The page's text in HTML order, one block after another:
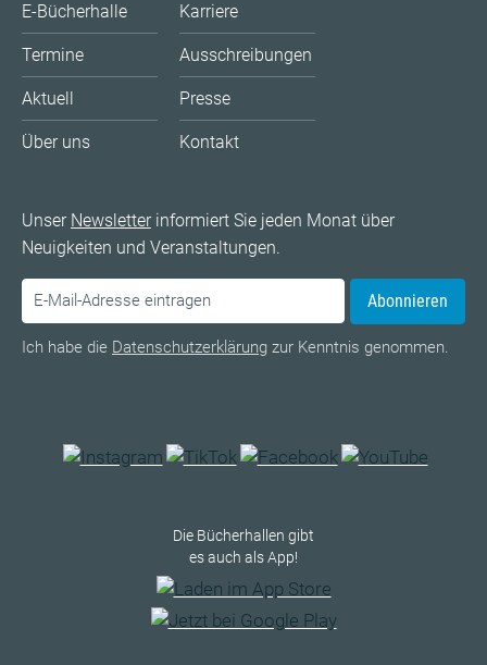
E-Bücherhalle
Termine
Aktuell
Über uns
Karriere
Ausschreibungen
Presse
Kontakt
Unser Newsletterinformiert Sie jeden Monat über
Neuigkeiten und Veranstaltungen.
Abonnieren
Ich habe die Datenschutzerklärung zur Kenntnis genommen.
Die Bücherhallen gibt
es auch als App!